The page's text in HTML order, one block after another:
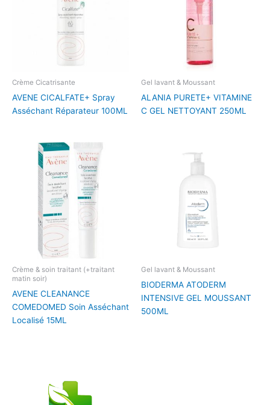
Crème Cicatrisante
AVENE CICALFATE+ Spray
Asséchant Réparateur 100ML
Gel lavant & Moussant
ALANIA PURETE+ VITAMINE
C GEL NETTOYANT 250ML
Crème & soin traitant (+traitant
matin soir)
AVENE CLEANANCE
COMEDOMED Soin Asséchant
Localisé 15ML
Gel lavant & Moussant
BIODERMA ATODERM
INTENSIVE GEL MOUSSANT
500ML